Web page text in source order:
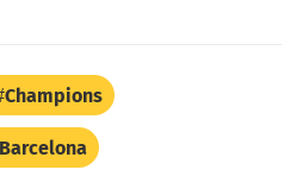
Champions
Barcelona